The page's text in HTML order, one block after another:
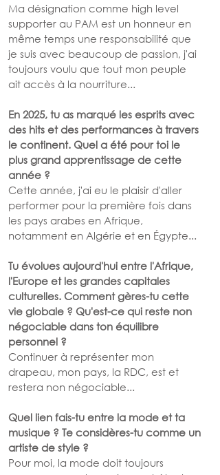
Ma désignation comme high level
supporter au PAM est un honneur en
même temps une responsabilité que
je suis avec beaucoup de passion, j'ai
toujours voulu que tout mon peuple
ait accès à la nourriture...
En 2025, tu as marqué les esprits avec
des hits et des performances à travers
le continent. Quel a été pour toi le
plus grand apprentissage de cette
année ?
Cette année, j'ai eu le plaisir d'aller
performer pour la première fois dans
les pays arabes en Afrique,
notamment en Algérie et en Égypte...
Tu évolues aujourd'hui entre l'Afrique,
l'Europe et les grandes capitales
culturelles. Comment gères-tu cette
vie globale ? Qu'est-ce qui reste non
négociable dans ton équilibre
personnel ?
Continuer à représenter mon
drapeau, mon pays, la RDC, est et
restera non négociable...
Quel lien fais-tu entre la mode et ta
musique ? Te considères-tu comme un
artiste de style ?
Pour moi, la mode doit toujours